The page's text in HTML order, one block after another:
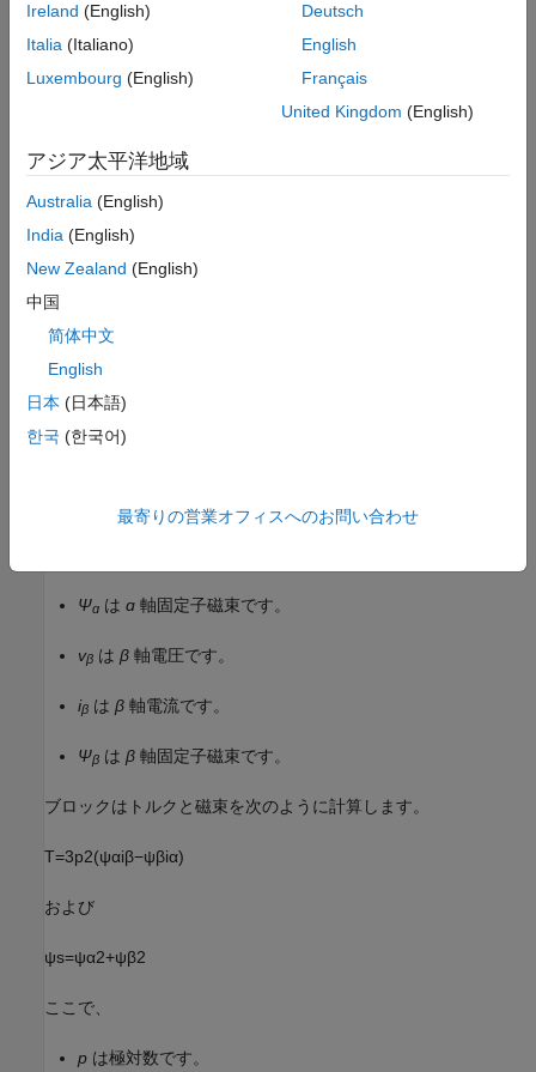
方程式
Induction Machine Direct
Torque Controlブロックは静止
を使用して、マシンの電圧方程式を離散化します。ɑβ座標系の
固定子磁束の離散時間方程式は、次のとおりです。
および
ここで、
軸電流です。
Ψɑ は ɑ 軸固定子磁束です。
vβ は β 軸電圧です。
iβ は β 軸電流です。
Ψβ は β 軸固定子磁束です。
ブロックはトルクと磁束を次のように計算します。
T=3p2(ψαiβ−ψβiα)
および
ψs=ψα2+ψβ2
ここで、
p は極対数です。
Ireland (English)
Italia (Italiano)
Luxembourg (English)
Deutsch
English
Français
United Kingdom (English)
アジア太平洋地域
Australia (English)
India (English)
New Zealand (English)
中国
简体中文
English
日本 (日本語)
한국 (한국어)
最寄りの営業オフィスへのお問い合わせ